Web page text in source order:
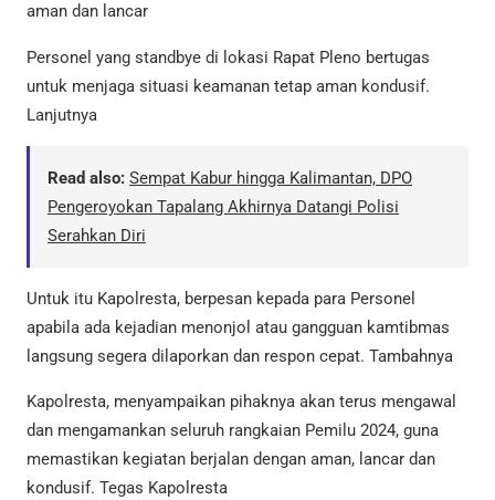
aman dan lancar
Personel yang standbye di lokasi Rapat Pleno bertugas
untuk menjaga situasi keamanan tetap aman kondusif.
Lanjutnya
Read also: Sempat Kabur hingga Kalimantan, DPO
Pengeroyokan Tapalang Akhirnya Datangi Polisi
Serahkan Diri
Untuk itu Kapolresta, berpesan kepada para Personel
apabila ada kejadian menonjol atau gangguan kamtibmas
langsung segera dilaporkan dan respon cepat. Tambahnya
Kapolresta, menyampaikan pihaknya akan terus mengawal
dan mengamankan seluruh rangkaian Pemilu 2024, guna
memastikan kegiatan berjalan dengan aman, lancar dan
kondusif. Tegas Kapolresta